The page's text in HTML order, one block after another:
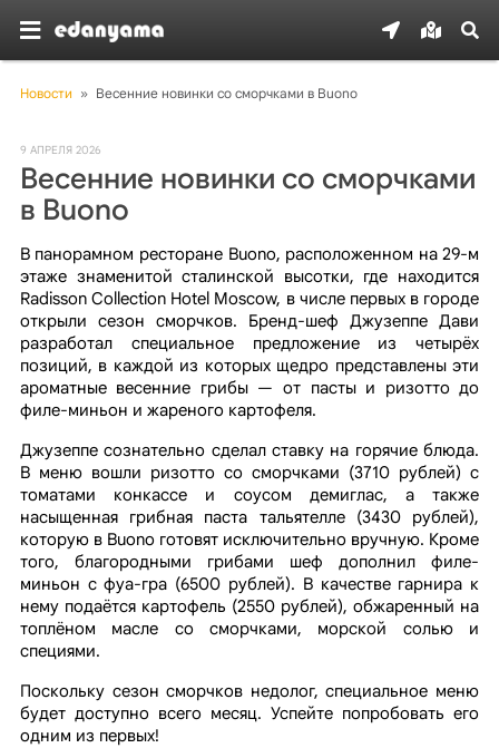
Новости » Весенние новинки со сморчками в Buono
9 АПРЕЛЯ 2026
Весенние новинки со сморчками
в Buono
В панорамном ресторане Buono, расположенном на 29-м
этаже знаменитой сталинской высотки, где находится
Radisson Collection Hotel Moscow, в числе первых в городе
открыли сезон сморчков. Бренд-шеф Джузеппе Дави
разработал специальное предложение из четырёх
позиций, в каждой из которых щедро представлены эти
ароматные весенние грибы — от пасты и ризотто до
филе-миньон и жареного картофеля.
Джузеппе сознательно сделал ставку на горячие блюда.
В меню вошли ризотто со сморчками (3710 рублей) с
томатами конкассе и соусом демиглас, а также
насыщенная грибная паста тальятелле (3430 рублей),
которую в Buono готовят исключительно вручную. Кроме
того, благородными грибами шеф дополнил филе-
миньон с фуа-гра (6500 рублей). В качестве гарнира к
нему подаётся картофель (2550 рублей), обжаренный на
топлёном масле со сморчками, морской солью и
специями.
Поскольку сезон сморчков недолог, специальное меню
будет доступно всего месяц. Успейте попробовать его
одним из первых!